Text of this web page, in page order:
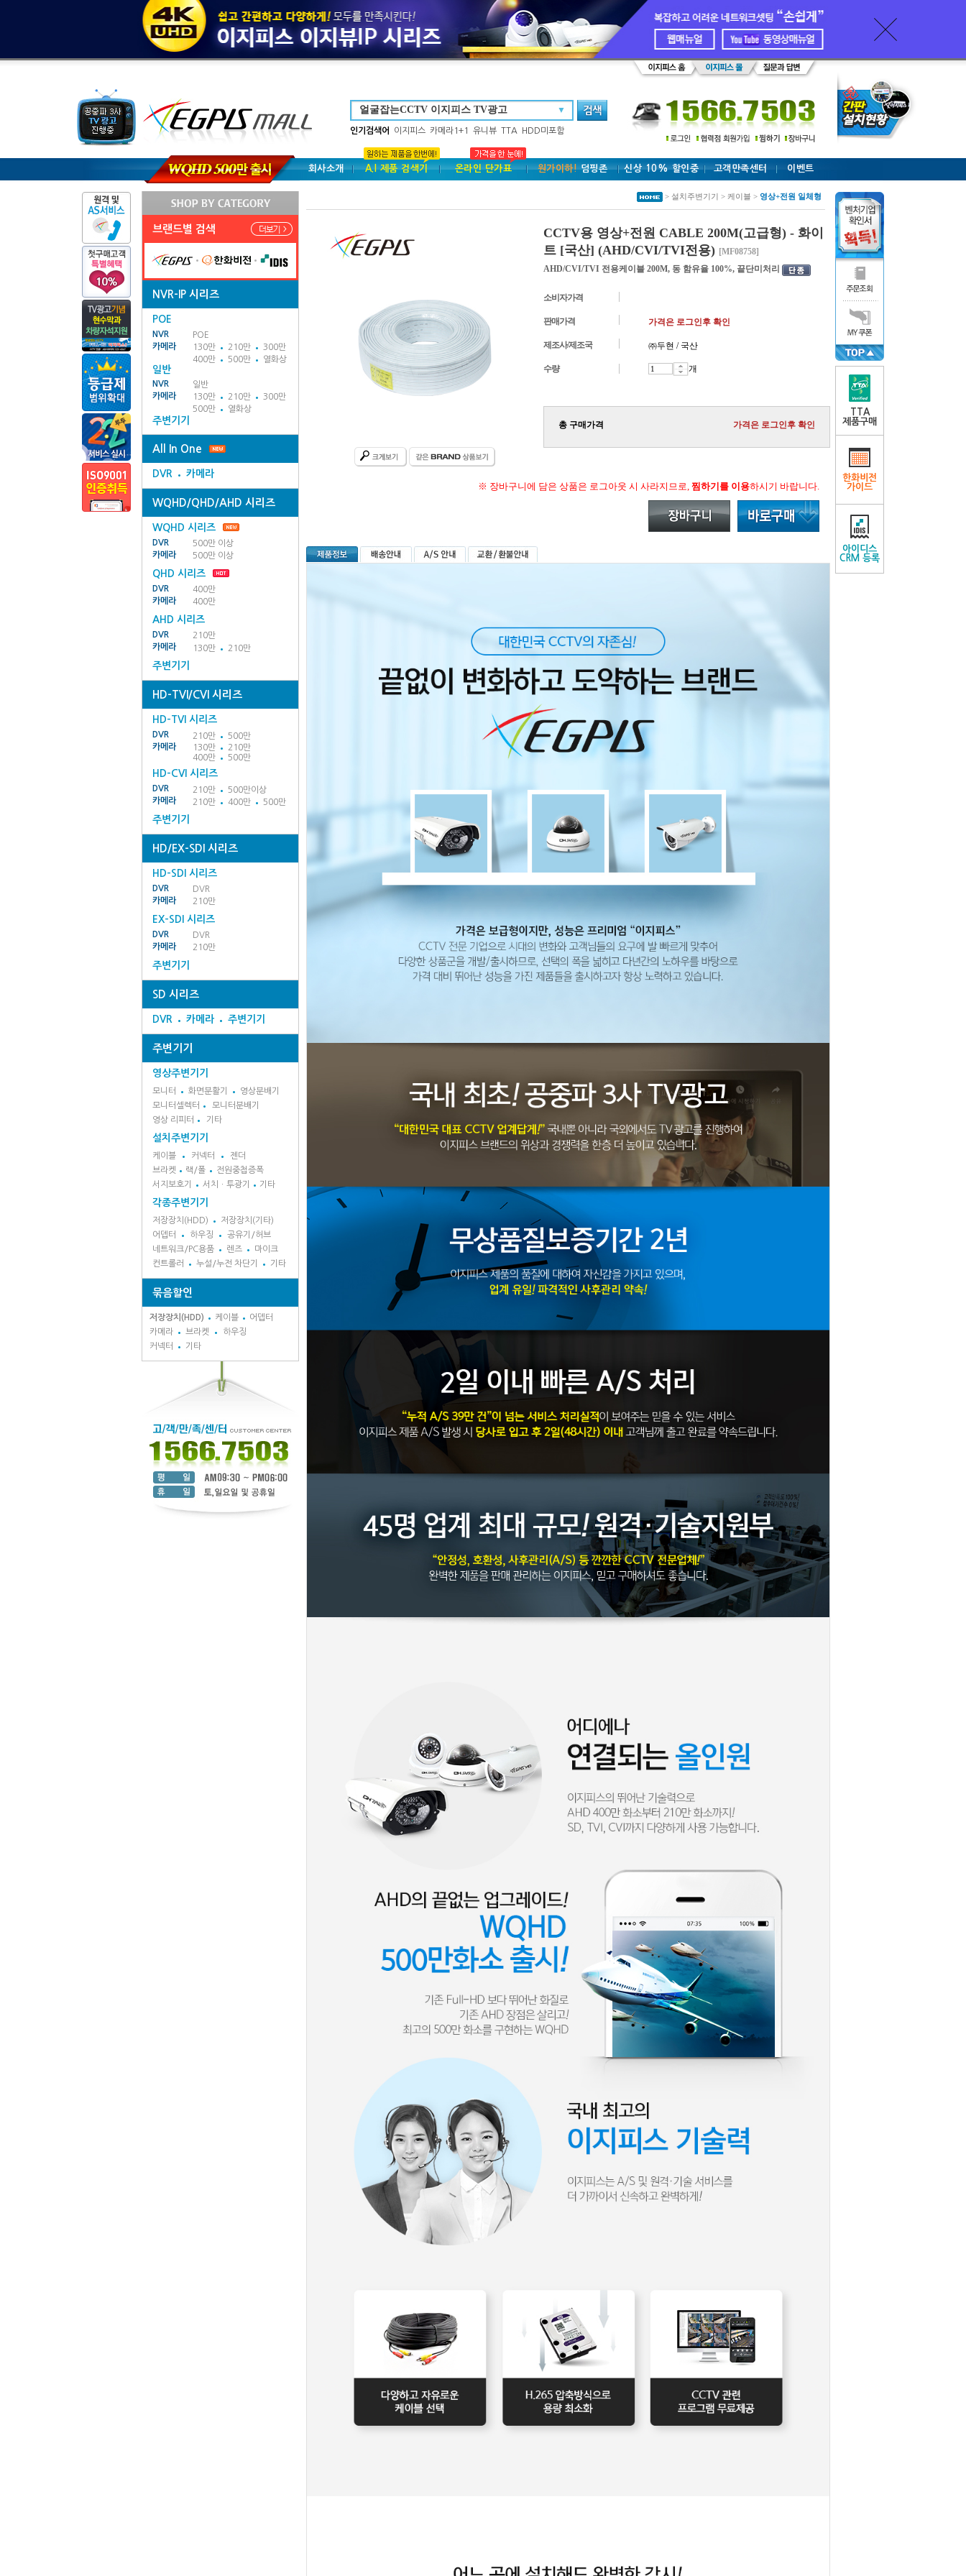
▼
인기검색어 이지피스 카메라1+1 유니뷰 TTA HDD미포함
회사소개 A.I 제품 검색기 온라인 단가표 원가이하!덤핑존 신상 10% 할인중 고객만족센터 이벤트
브랜드별 검색
NVR-IP 시리즈
POE
NVR
POE
카메라
130만 210만
300만
400만
500만 열화상
일반
NVR
일반
카메라
130만 210만
300만
500만
열화상
주변기기
All In One
DVR 카메라
WQHD/QHD/AHD 시리즈
WQHD 시리즈
DVR
500만 이상
카메라
500만 이상
QHD 시리즈
DVR
400만
카메라
400만
AHD 시리즈
DVR
210만
카메라
130만 210만
주변기기
HD-TVI/CVI 시리즈
HD-TVI 시리즈
DVR 210만
500만
카메라
130만
210만
400만
500만
HD-CVI 시리즈
DVR 210만
500만이상
카메라
210만 400만 500만
주변기기
HD/EX-SDI 시리즈
HD-SDI 시리즈
DVR
DVR
카메라
210만
EX-SDI 시리즈
DVR
DVR
카메라
210만
주변기기
SD 시리즈
DVR 카메라 주변기기
주변기기
영상주변기기
모니터 화면분활기
영상분배기
모니터셀렉터
모니터분배기
영상 리피터
기타
설치주변기기
케이블 커넥터
젠더
브라켓
랙/폴
전원중첩증폭
서지보호기
서치ㆍ투광기 기타
각종주변기기
저장장치(HDD)
저장장치(기타)
어뎁터
하우징
공유기/허브
네트워크/PC용품
렌즈
마이크
컨트롤러
누설/누전 차단기 기타
묶음할인
저장장치(HDD) 케이블
어뎁터
카메라
브라켓
하우징
커넥터
기타
> 설치주변기기 > 케이블 > 영상+전원 일체형
CCTV용 영상+전원 CABLE 200M(고급형) - 화이
트 [국산] (AHD/CVI/TVI전용) [MF08758]
AHD/CVI/TVI 전용케이블 200M, 동 함유율 100%, 끝단미처리
소비자가격
판매가격 가격은 로그인후 확인
제조사/제조국 ㈜두현 / 국산
수량 개
총 구매가격 가격은 로그인후 확인
※ 장바구니에 담은 상품은 로그아웃 시 사라지므로, 찜하기를 이용하시기 바랍니다.
TTA
제품구매
한화비전
가이드
아이디스
CRM 등록